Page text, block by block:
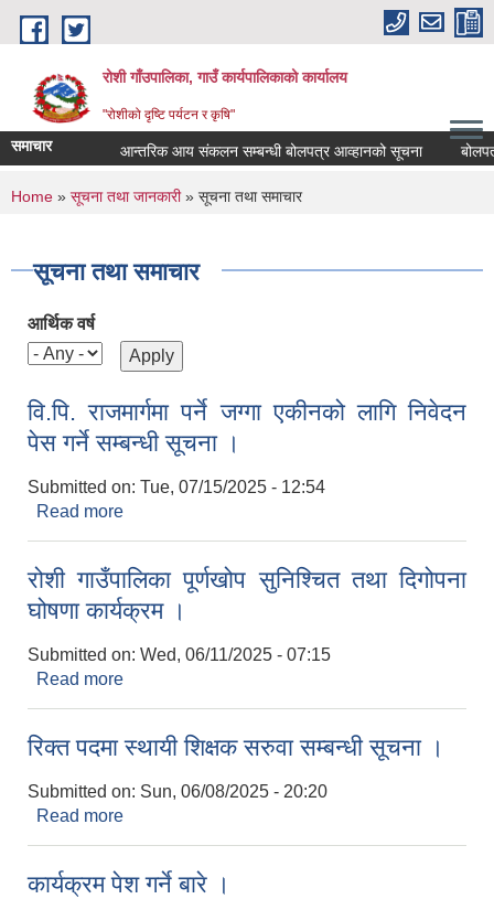
Skip to main content
रोशी गाँउपालिका, गाउँ कार्यपालिकाको कार्यालय
"रोशीको दृष्टि पर्यटन र कृषि"
समाचार आन्तरिक आय संकलन सम्बन्धी बोलपत्र आव्हानको सूचना
You are here
Home » सूचना तथा जानकारी» सूचना तथा समाचार
सूचना तथा समाचार
आर्थिक वर्ष
वि.पि. राजमार्गमा पर्ने जग्गा एकीनको लागि निवेदन
पेस गर्ने सम्बन्धी सूचना ।
Submitted on: Tue, 07/15/2025 - 12:54
Read more
रोशी गाउँपालिका पूर्णखोप सुनिश्चित तथा दिगोपना
घोषणा कार्यक्रम ।
Submitted on: Wed, 06/11/2025 - 07:15
Read more
रिक्त पदमा स्थायी शिक्षक सरुवा सम्बन्धी सूचना ।
Submitted on: Sun, 06/08/2025 - 20:20
Read more
कार्यक्रम पेश गर्ने बारे ।